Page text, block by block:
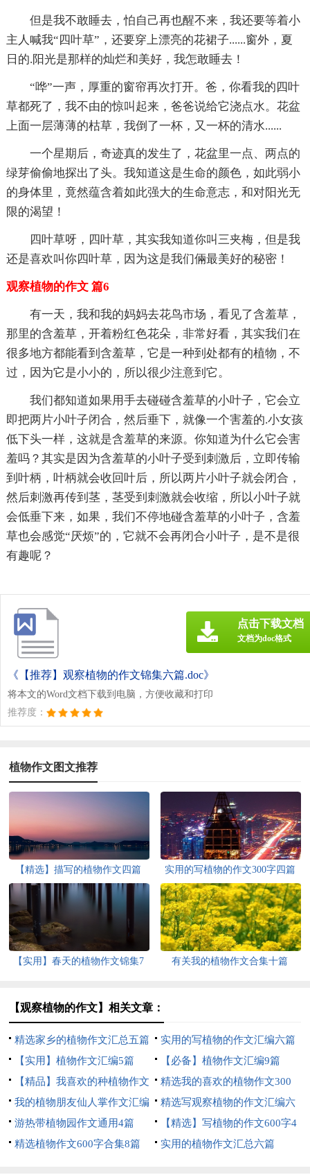
但是我不敢睡去，怕自己再也醒不来，我还要等着小
主人喊我“四叶草”，还要穿上漂亮的花裙子......窗外，夏
日的.阳光是那样的灿烂和美好，我怎敢睡去！
“哗”一声，厚重的窗帘再次打开。爸，你看我的四叶
草都死了，我不由的惊叫起来，爸爸说给它浇点水。花盆
上面一层薄薄的枯草，我倒了一杯，又一杯的清水......
一个星期后，奇迹真的发生了，花盆里一点、两点的
绿芽偷偷地探出了头。我知道这是生命的颜色，如此弱小
的身体里，竟然蕴含着如此强大的生命意志，和对阳光无
限的渴望！
四叶草呀，四叶草，其实我知道你叫三夹梅，但是我
还是喜欢叫你四叶草，因为这是我们倆最美好的秘密！
观察植物的作文 篇6
有一天，我和我的妈妈去花鸟市场，看见了含羞草，
那里的含羞草，开着粉红色花朵，非常好看，其实我们在
很多地方都能看到含羞草，它是一种到处都有的植物，不
过，因为它是小小的，所以很少注意到它。
我们都知道如果用手去碰碰含羞草的小叶子，它会立
即把两片小叶子闭合，然后垂下，就像一个害羞的.小女孩
低下头一样，这就是含羞草的来源。你知道为什么它会害
羞吗？其实是因为含羞草的小叶子受到刺激后，立即传输
到叶柄，叶柄就会收回叶后，所以两片小叶子就会闭合，
然后刺激再传到茎，茎受到刺激就会收缩，所以小叶子就
会低垂下来，如果，我们不停地碰含羞草的小叶子，含羞
草也会感觉“厌烦”的，它就不会再闭合小叶子，是不是很
有趣呢？
《【推荐】观察植物的作文锦集六篇.doc》
将本文的Word文档下载到电脑，方便收藏和打印
推荐度：
点击下载文档
文档为doc格式
植物作文图文推荐
【精选】描写的植物作文四篇 实用的写植物的作文300字四篇
【实用】春天的植物作文锦集7
有关我的植物作文合集十篇
【观察植物的作文】相关文章：
精选家乡的植物作文汇总五篇
实用的写植物的作文汇编六篇
【实用】植物作文汇编5篇
【必备】植物作文汇编9篇
【精品】我喜欢的种植物作文
300字4篇
精选我的喜欢的植物作文300
字合集6篇
我的植物朋友仙人掌作文汇编
15篇
精选写观察植物的作文汇编六
篇
游热带植物园作文通用4篇
【精选】写植物的作文600字4
篇
精选植物作文600字合集8篇 实用的植物作文汇总六篇